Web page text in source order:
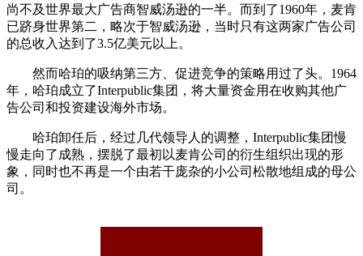
尚不及世界最大广告商智威汤逊的一半。而到了1960年，麦肯
已跻身世界第二，略次于智威汤逊，当时只有这两家广告公司
的总收入达到了3.5亿美元以上。
然而哈珀的吸纳第三方、促进竞争的策略用过了头。1964
年，哈珀成立了Interpublic集团，将大量资金用在收购其他广
告公司和投资建设海外市场。
哈珀卸任后，经过几代领导人的调整，Interpublic集团慢
慢走向了成熟，摆脱了最初以麦肯公司的衍生组织出现的形
象，同时也不再是一个由若干庞杂的小公司松散地组成的母公
司。